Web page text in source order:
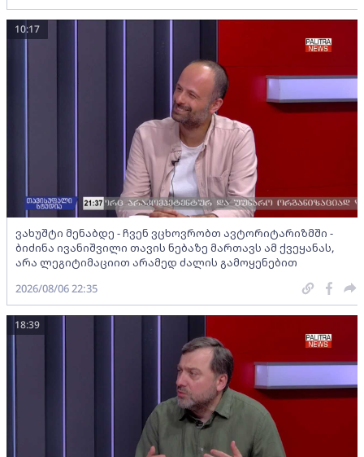
ვახუშტი მენაბდე - ჩვენ ვცხოვრობთ ავტორიტარიზმში -
ბიძინა ივანიშვილი თავის ნებაზე მართავს ამ ქვეყანას,
არა ლეგიტიმაციით არამედ ძალის გამოყენებით
10:17
2026/08/06 22:35
18:39